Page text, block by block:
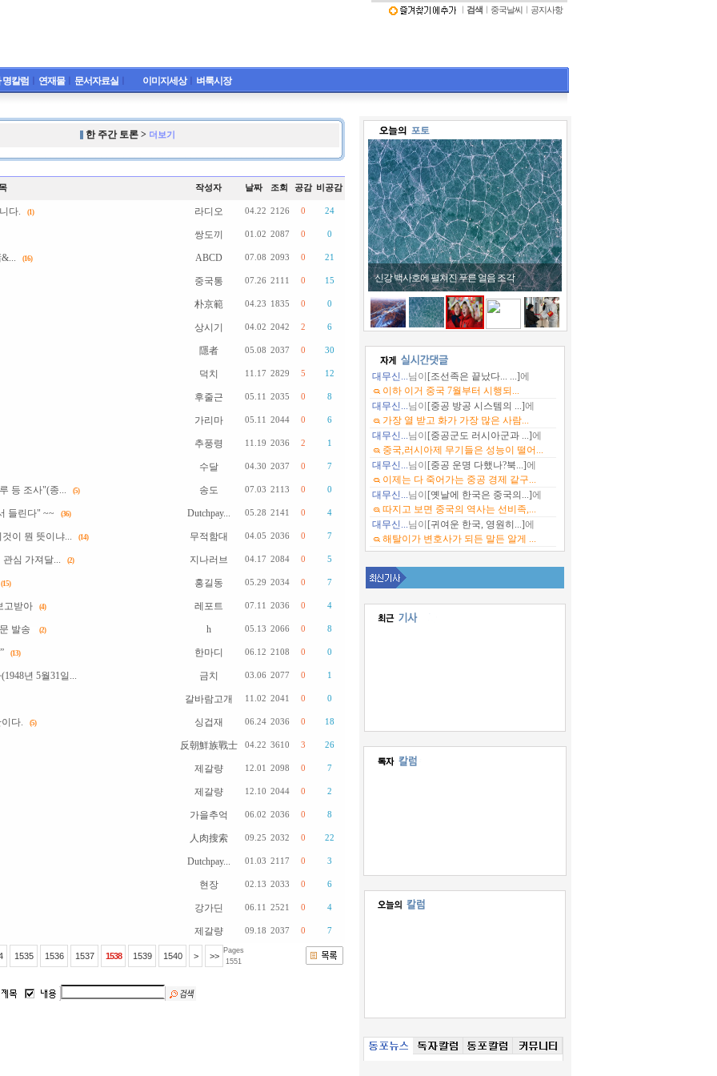
검색 중국날씨 공지사항
명칼럼 연재물ㅣ 문서자료실 이미지세상ㅣ 벼룩시장
한 주간 토론 > 더보기
작성자 날짜 조회 공감 비공감
다. (1) 라디오 04.22 2126 0 24
쌍도끼 01.02 2087 0 0
(16) ABCD 07.08 2093 0 21
중국통 07.26 2111 0 15
朴京範 04.23 1835 0 0
상시기 04.02 2042 2 6
隱者 05.08 2037 0 30
덕치 11.17 2829 5 12
후줄근 05.11 2035 0 8
가리마 05.11 2044 0 6
추풍령 11.19 2036 2 1
수달 04.30 2037 0 7
등 조사"(종... (5) 송도 07.03 2113 0 0
들린다" ~~ (36) Dutchpay... 05.28 2141 0 4
이 뭔 뜻이냐... (14) 무적함대 04.05 2036 0 7
심 가져달... (2) 지나러브 04.17 2084 0 5
(15) 홍길동 05.29 2034 0 7
고받아 (4) 레포트 07.11 2036 0 4
발송 (2) h 05.13 2066 0 8
(13) 한마디 06.12 2108 0 0
년 5월31일... 금치 03.06 2077 0 1
갈바람고개 11.02 2041 0 0
다. (5) 싱겁재 06.24 2036 0 18
反朝鮮族戰士 04.22 3610 3 26
제갈량 12.01 2098 0 7
제갈량 12.10 2044 0 2
가을추억 06.02 2036 0 8
人肉搜索 09.25 2032 0 22
Dutchpay... 01.03 2117 0 3
현장 02.13 2033 0 6
강가딘 06.11 2521 0 4
제갈량 09.18 2037 0 7
1535 1536 1537 1538 1539 1540 > >>
Pages
1551
신강 백사호에 펼쳐진 푸른 얼음 조각
대무신...님이 [조선족은 끝났다... ...]에
이하 이거 중국 7월부터 시행되...
대무신...님이 [중공 방공 시스템의 ...]에
가장 열 받고 화가 가장 많은 사람...
대무신...님이 [중공군도 러시아군과 ...]에
중국,러시아제 무기들은 성능이 떨어...
대무신...님이 [중공 운명 다했나?북...]에
이제는 다 죽어가는 중공 경제 같구...
대무신...님이 [옛날에 한국은 중국의...]에
따지고 보면 중국의 역사는 선비족,...
대무신...님이 [귀여운 한국, 영원히...]에
해탈이가 변호사가 되든 말든 알게 ...